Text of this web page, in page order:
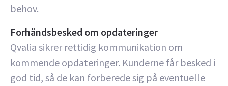
behov.
Forhåndsbesked om opdateringer
Qvalia sikrer rettidig kommunikation om
kommende opdateringer. Kunderne får besked i
god tid, så de kan forberede sig på eventuelle